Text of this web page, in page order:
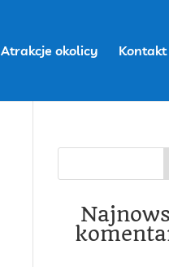
Atrakcje okolicy Kontakt